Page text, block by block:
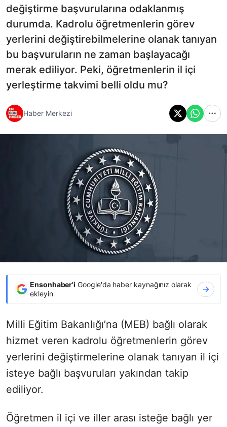
değiştirme başvurularına odaklanmış
durumda. Kadrolu öğretmenlerin görev
yerlerini değiştirebilmelerine olanak tanıyan
bu başvuruların ne zaman başlayacağı
merak ediliyor. Peki, öğretmenlerin il içi
yerleştirme takvimi belli oldu mu?
Haber Merkezi
Ensonhaber'i Google'da haber kaynağınız olarak
ekleyin
Milli Eğitim Bakanlığı’na (MEB) bağlı olarak
hizmet veren kadrolu öğretmenlerin görev
yerlerini değiştirmelerine olanak tanıyan il içi
isteye bağlı başvuruları yakından takip
ediliyor.
Öğretmen il içi ve iller arası isteğe bağlı yer